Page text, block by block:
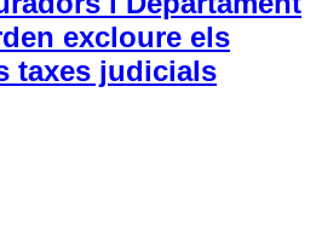
excloure els
taxes judicials